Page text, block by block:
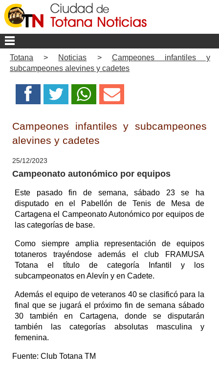
Totana > Noticias > Campeones infantiles y
subcampeones alevines y cadetes
Campeones infantiles y subcampeones
alevines y cadetes
25/12/2023
Campeonato autonómico por equipos
Este pasado fin de semana, sábado 23 se ha
disputado en el Pabellón de Tenis de Mesa de
Cartagena el Campeonato Autonómico por equipos de
las categorías de base.
Como siempre amplia representación de equipos
totaneros trayéndose además el club FRAMUSA
Totana el título de categoría Infantil y los
subcampeonatos en Alevín y en Cadete.
Además el equipo de veteranos 40 se clasificó para la
final que se jugará el próximo fin de semana sábado
30 también en Cartagena, donde se disputarán
también las categorías absolutas masculina y
femenina.
Fuente: Club Totana TM